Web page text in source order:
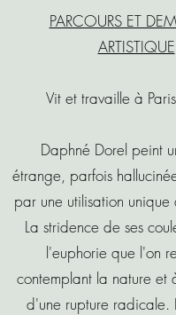
PARCOURS ET
ARTISTIQUE
​Vit et travaille à
Daphné Dorel peint
étrange, parfois
par une utilisation unique
La stridence de ses
l'euphorie que l'on
contemplant la nature et
d'une rupture radicale.